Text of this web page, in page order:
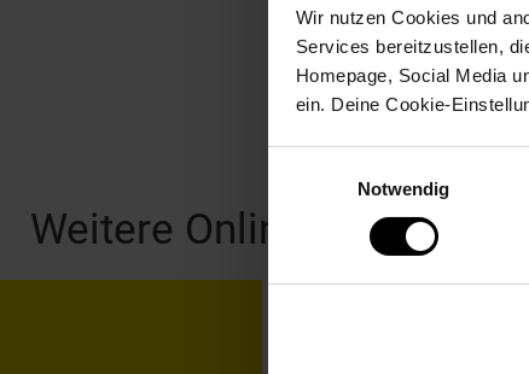
Wir nutzen Cookies und
Services bereitzustellen,
Homepage, Social Media
ein. Deine Cookie-
Notwendig
Weitere Online-Angebote